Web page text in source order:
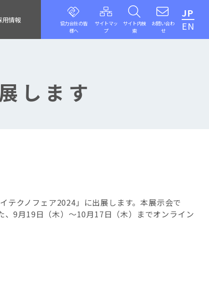
用情報
協力会社の皆
様へ
サイトマッ
プ
サイト内検
索
お問い合わ
せ
JP
EN
します
テクノフェア2024」に出展します。本展示会で
9月19日（木）～10月17日（木）までオンライン